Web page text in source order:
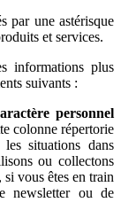
par une astérisque
et services.
informations plus
suivants :
personnel
colonne répertorie
situations dans
ou collectons
si vous êtes en train
newsletter ou de